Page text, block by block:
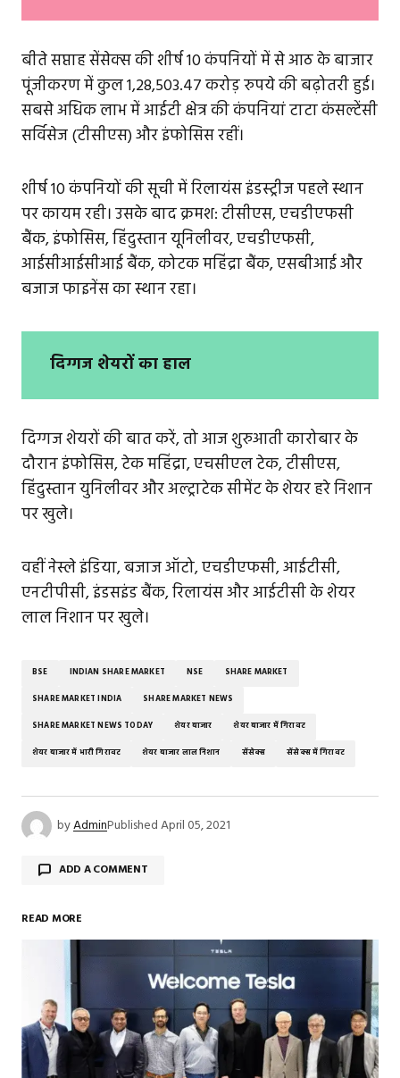
बीते सप्ताह सेंसेक्स की शीर्ष 10 कंपनियों में से आठ के बाजार
पूंजीकरण में कुल 1,28,503.47 करोड़ रुपये की बढ़ोतरी हुई।
सबसे अधिक लाभ में आईटी क्षेत्र की कंपनियां टाटा कंसल्टेंसी
सर्विसेज (टीसीएस) और इंफोसिस रहीं।
शीर्ष 10 कंपनियों की सूची में रिलायंस इंडस्ट्रीज पहले स्थान
पर कायम रही। उसके बाद क्रमश: टीसीएस, एचडीएफसी
बैंक, इंफोसिस, हिंदुस्तान यूनिलीवर, एचडीएफसी,
आईसीआईसीआई बैंक, कोटक महिंद्रा बैंक, एसबीआई और
बजाज फाइनेंस का स्थान रहा।
दिग्गज शेयरों का हाल
दिग्गज शेयरों की बात करें, तो आज शुरुआती कारोबार के
दौरान इंफोसिस, टेक महिंद्रा, एचसीएल टेक, टीसीएस,
हिंदुस्तान युनिलीवर और अल्ट्राटेक सीमेंट के शेयर हरे निशान
पर खुले।
वहीं नेस्ले इंडिया, बजाज ऑटो, एचडीएफसी, आईटीसी,
एनटीपीसी, इंडसइंड बैंक, रिलायंस और आईटीसी के शेयर
लाल निशान पर खुले।
BSE INDIAN SHARE MARKET NSE SHARE MARKET
SHARE MARKET INDIA SHARE MARKET NEWS
SHARE MARKET NEWS TODAY शेयर बाजार शेयर बाजार में गिरावट
शेयर बाजार में भारी गिरावट शेयर बाजार लाल निशान सेंसेक्स सेंसेक्स में गिरावट
byAdminPublishedApril 05, 2021
ADD A COMMENT
Your email address will not be published.Required
fields are marked
Comment*
READ MORE